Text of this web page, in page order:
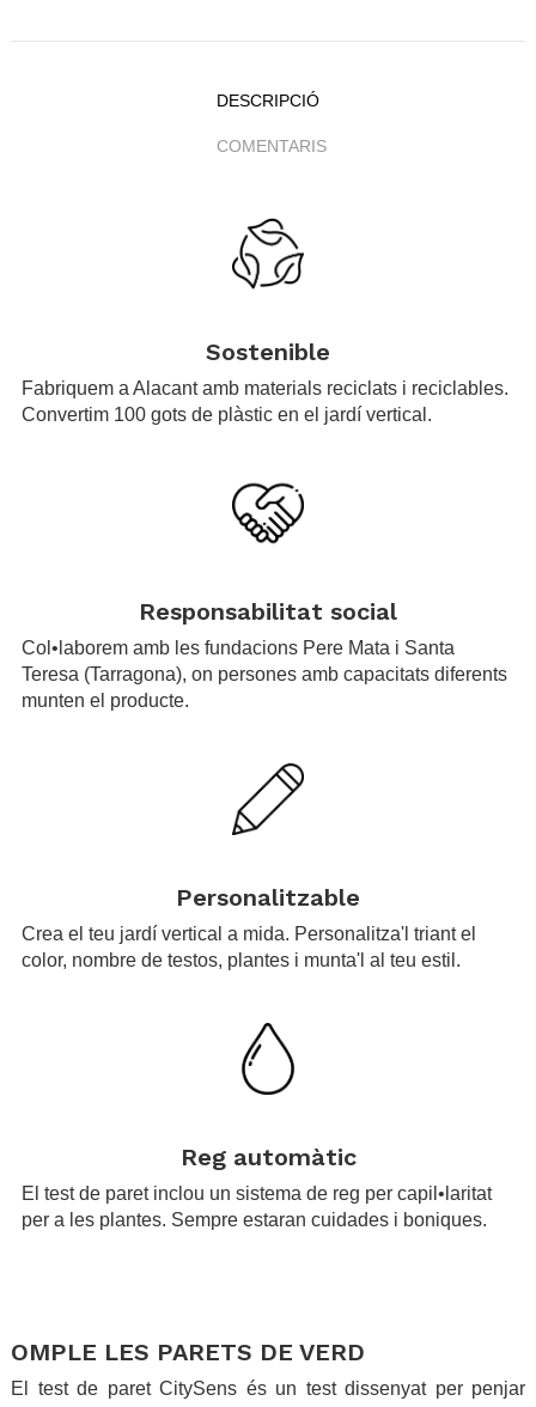
DESCRIPCIÓ
COMENTARIS
Sostenible
Fabriquem a Alacant amb materials reciclats i reciclables.
Convertim 100 gots de plàstic en el jardí vertical.
Responsabilitat social
Col•laborem amb les fundacions Pere Mata i Santa
Teresa (Tarragona), on persones amb capacitats diferents
munten el producte.
Personalitzable
Crea el teu jardí vertical a mida. Personalitza'l triant el
color, nombre de testos, plantes i munta'l al teu estil.
Reg automàtic
El test de paret inclou un sistema de reg per capil•laritat
per a les plantes. Sempre estaran cuidades i boniques.
OMPLE LES PARETS DE VERD
El test de paret CitySens és un test dissenyat per penjar